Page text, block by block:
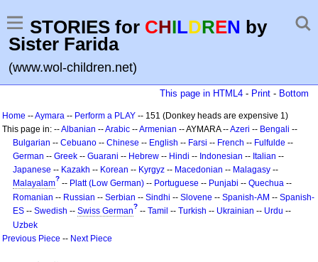
STORIES for CHILDREN by
Sister Farida
(www.wol-children.net)
This page in HTML4 - Print - Bottom
Home --Aymara -- Perform a PLAY -- 151 (Donkey heads are expensive 1)
This page in: --Albanian --Arabic --Armenian -- AYMARA --Azeri -- Bengali --
Bulgarian -- Cebuano -- Chinese -- English -- Farsi -- French -- Fulfulde --
German -- Greek -- Guarani -- Hebrew -- Hindi -- Indonesian -- Italian --
Japanese -- Kazakh -- Korean -- Kyrgyz -- Macedonian -- Malagasy --
Malayalam? -- Platt (Low German) -- Portuguese -- Punjabi -- Quechua --
Romanian -- Russian -- Serbian -- Sindhi -- Slovene -- Spanish-AM -- Spanish-
ES -- Swedish -- Swiss German? -- Tamil -- Turkish -- Ukrainian -- Urdu --
Uzbek
Previous Piece -- Next Piece